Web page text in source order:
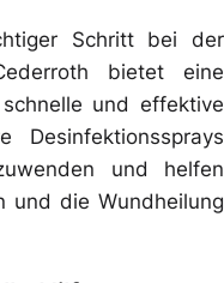
Schritt bei der
bietet eine
und effektive
Desinfektionssprays
und helfen
und die Wundheilung